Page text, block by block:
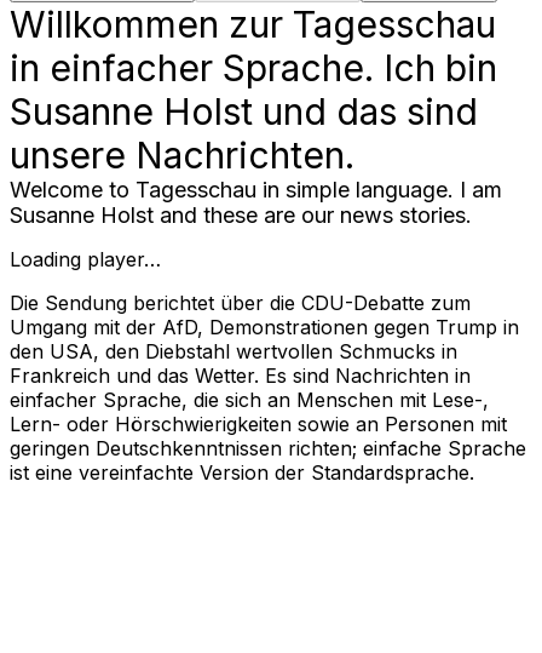
Willkommen zur Tagesschau
in einfacher Sprache. Ich bin
Susanne Holst und das sind
unsere Nachrichten.
Welcome to Tagesschau in simple language. I am
Susanne Holst and these are our news stories.
Loading player…
Die Sendung berichtet über die CDU-Debatte zum
Umgang mit der AfD, Demonstrationen gegen Trump in
den USA, den Diebstahl wertvollen Schmucks in
Frankreich und das Wetter. Es sind Nachrichten in
einfacher Sprache, die sich an Menschen mit Lese-,
Lern- oder Hörschwierigkeiten sowie an Personen mit
geringen Deutschkenntnissen richten; einfache Sprache
ist eine vereinfachte Version der Standardsprache.